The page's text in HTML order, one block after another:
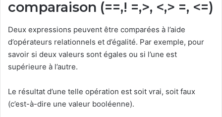
comparaison (==,! =,>, <,> =, <=)
Deux expressions peuvent être comparées à l’aide
d’opérateurs relationnels et d’égalité. Par exemple, pour
savoir si deux valeurs sont égales ou si l’une est
supérieure à l’autre.
Le résultat d’une telle opération est soit vrai, soit faux
(c’est-à-dire une valeur booléenne).